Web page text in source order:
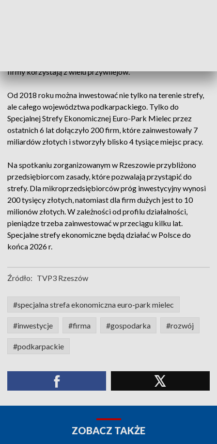
firmy korzystają z wielu przywilejów.
Od 2018 roku można inwestować nie tylko na terenie strefy,
ale całego województwa podkarpackiego. Tylko do
Specjalnej Strefy Ekonomicznej Euro-Park Mielec przez
ostatnich 6 lat dołączyło 200 firm, które zainwestowały 7
miliardów złotych i stworzyły blisko 4 tysiące miejsc pracy.
Na spotkaniu zorganizowanym w Rzeszowie przybliżono
przedsiębiorcom zasady, które pozwalają przystąpić do
strefy. Dla mikroprzedsiębiorców próg inwestycyjny wynosi
200 tysięcy złotych, natomiast dla firm dużych jest to 10
milionów złotych. W zależności od profilu działalności,
pieniądze trzeba zainwestować w przeciągu kilku lat.
Specjalne strefy ekonomiczne będą działać w Polsce do
końca 2026 r.
Źródło: TVP3 Rzeszów
#specjalna strefa ekonomiczna euro-park mielec
#inwestycje #firma #gospodarka #rozwój
#podkarpackie
ZOBACZ TAKŻE